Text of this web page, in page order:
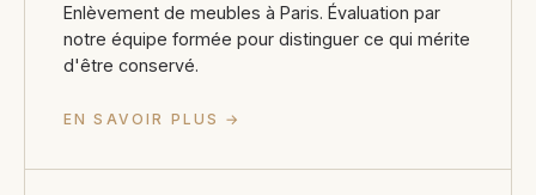
Enlèvement de meubles à Paris. Évaluation par
notre équipe formée pour distinguer ce qui mérite
d'être conservé.
EN SAVOIR PLUS →